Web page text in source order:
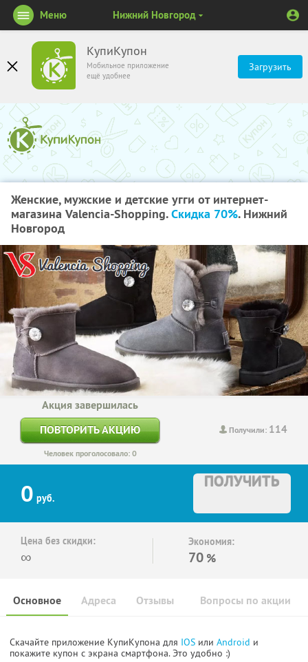
КупиКупон
Мобильное приложение
ещё удобнее
Загрузить
Меню Нижний Новгород
Женские, мужские и детские угги от интернет-
магазина Valencia-Shopping.Скидка 70%. Нижний
Новгород
Получили: 114
Акция завершилась
ПОВТОРИТЬ АКЦИЮ
Человек проголосовало: 0
0 руб.
ПОЛУЧИТЬ
Цена без скидки:
∞
Экономия:
70 %
Основное Отзывы Вопросы по акции
Адреса
Скачайте приложение КупиКупона для IOS или Android и
покажите купон с экрана смартфона. Это удобно :)